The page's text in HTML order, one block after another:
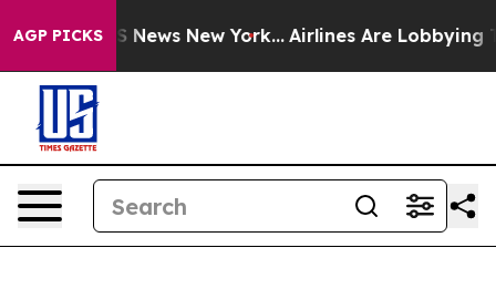
AGP PICKS
was CBS News New York... Airlines Are Lobbying To